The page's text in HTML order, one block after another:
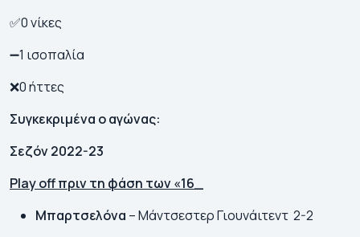
✅0 νίκες
➖1 ισοπαλία
❌0 ήττες
Συγκεκριμένα ο αγώνας:
Σεζόν 2022-23
Playoff πριν τη φάση των «16_
Μπαρτσελόνα – Μάντσεστερ Γιουνάιτεντ 2-2